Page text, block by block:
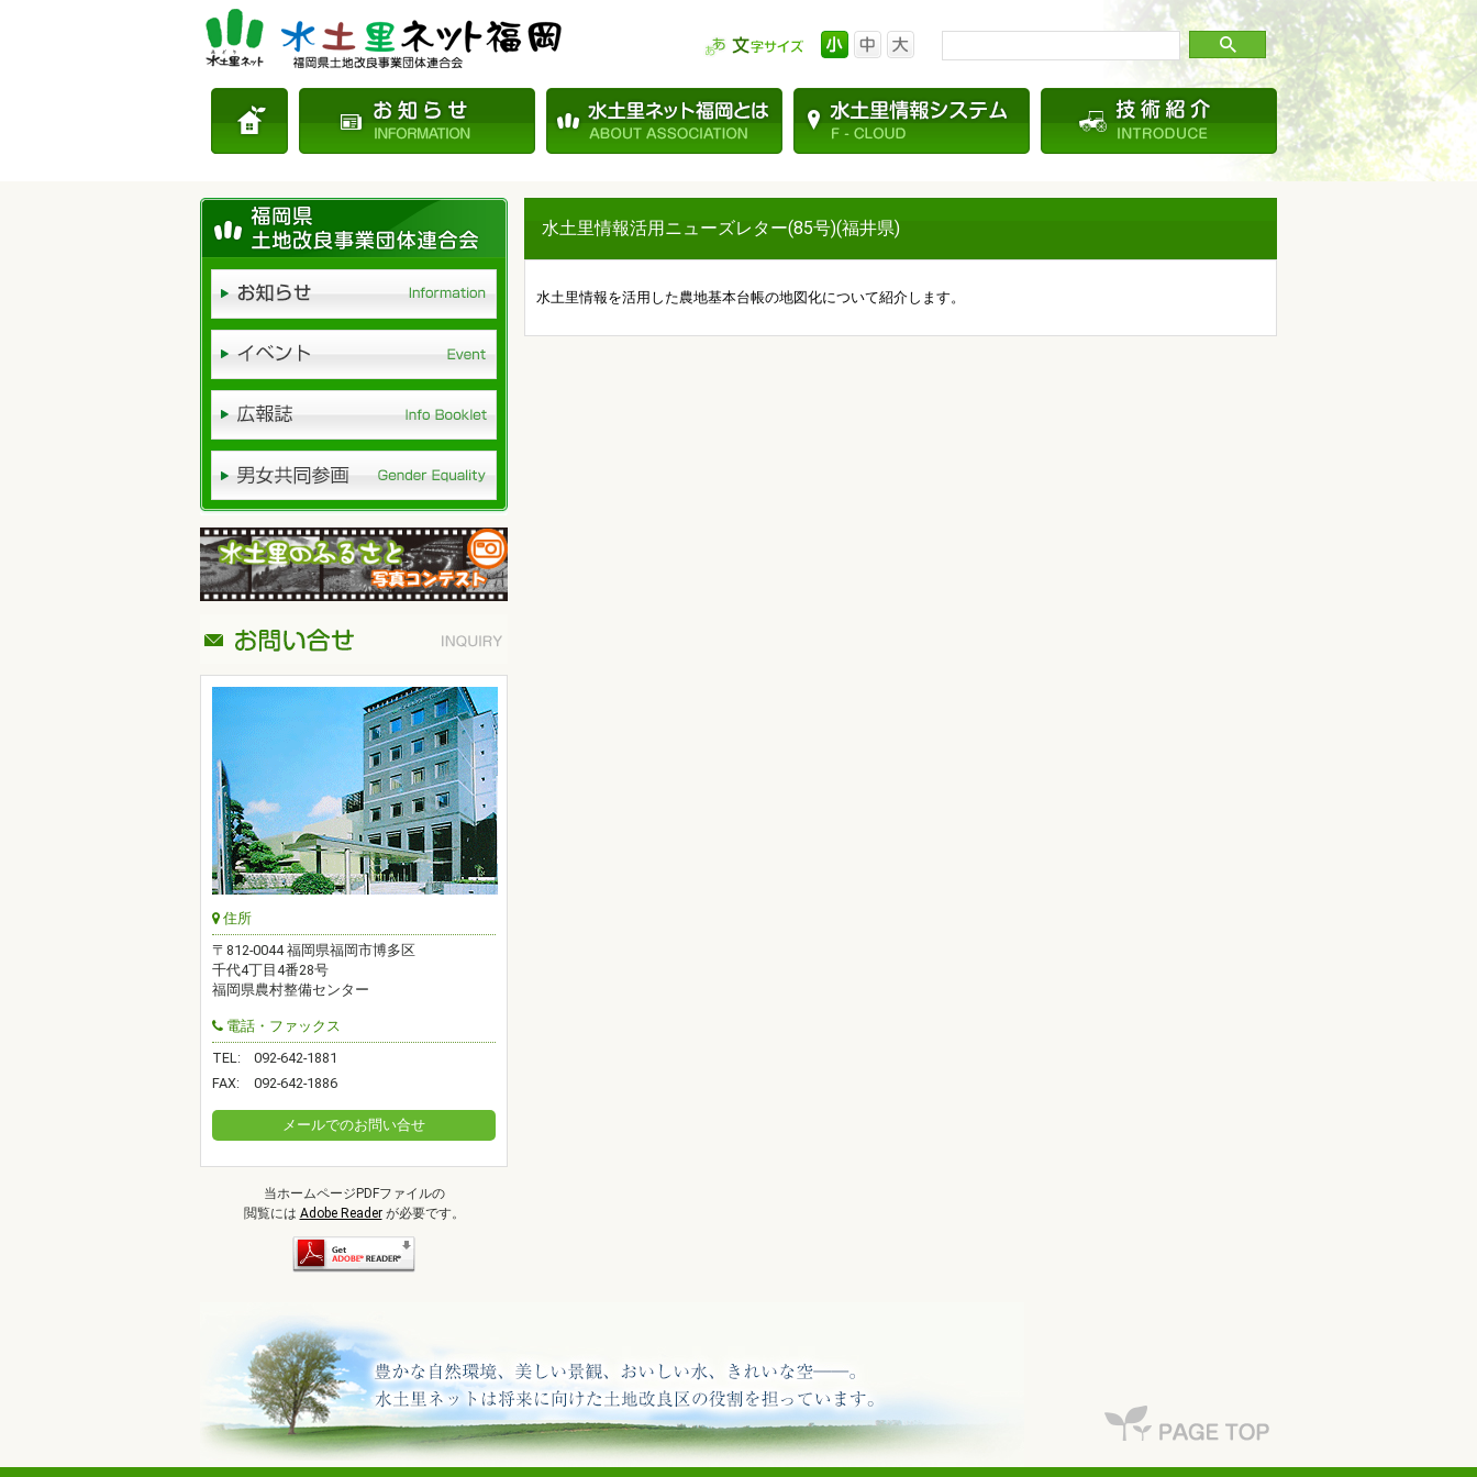
水土里情報活用ニューズレター(85号)(福井県)
水土里情報を活用した農地基本台帳の地図化について紹介します。
住所
〒812-0044 福岡県福岡市博多区
千代4丁目4番28号
福岡県農村整備センター
電話・ファックス
TEL:
092-642-1881
FAX:
092-642-1886
メールでのお問い合せ
当ホームページPDFファイルの
閲覧には Adobe Readerが必要です。